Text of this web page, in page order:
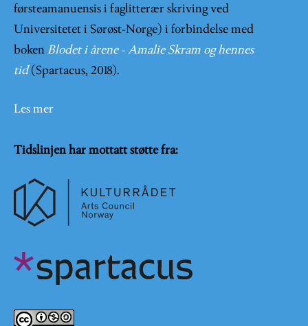
førsteamanuensis i faglitterær skriving ved
Universitetet i Sørøst-Norge) i forbindelse med
boken Blodet i årene - Amalie Skram og hennes
tid (Spartacus, 2018).
Les mer
Tidslinjen har mottatt støtte fra: